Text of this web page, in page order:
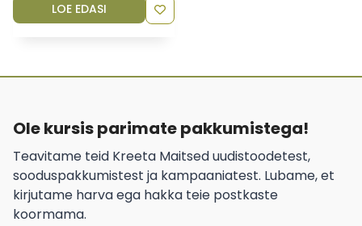
LOE EDASI
Ole kursis parimate pakkumistega!
Teavitame teid Kreeta Maitsed uudistoodetest,
sooduspakkumistest ja kampaaniatest. Lubame, et
kirjutame harva ega hakka teie postkaste
koormama.